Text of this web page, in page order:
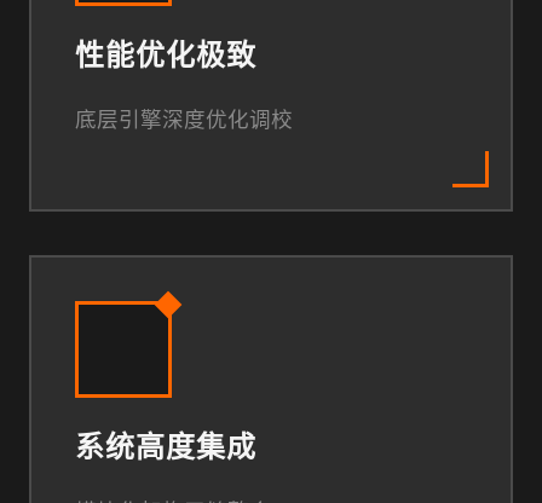
性能优化极致
底层引擎深度优化调校
系统高度集成